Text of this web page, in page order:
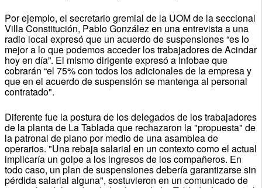
Por ejemplo, el secretario gremial de la UOM de la seccional
Villa Constitución, Pablo González en una entrevista a una
radio local expresó que un acuerdo de suspensiones “es lo
mejor a lo que podemos acceder los trabajadores de Acindar
hoy en día”. El mismo dirigente expresó a Infobae que
cobrarán “el 75% con todos los adicionales de la empresa y
que en el acuerdo de suspensión se mantenga al personal
contratado".
Diferente fue la postura de los delegados de los trabajadores
de la planta de La Tablada que rechazaron la "propuesta" de
la patronal de plano por medio de una asamblea de
operarios. "Una rebaja salarial en un contexto como el actual
implicaría un golpe a los ingresos de los compañeros. En
todo caso, un plan de suspensiones debería garantizarse sin
pérdida salarial alguna", sostuvieron en un comunicado de